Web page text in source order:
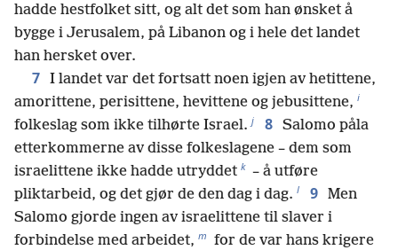
hadde hestfolket sitt, og alt det som han ønsket å
bygge i Jerusalem, på Libanon og i hele det landet
han hersket over.
7 I landet var det fortsatt noen igjen av hetittene,
amorittene, perisittene, hevittene og jebusittene, i
folkeslag som ikke tilhørte Israel. j 8 Salomo påla
etterkommerne av disse folkeslagene – dem som
israelittene ikke hadde utryddet k – å utføre
pliktarbeid, og det gjør de den dag i dag. l 9 Men
Salomo gjorde ingen av israelittene til slaver i
forbindelse med arbeidet, m for de var hans krigere